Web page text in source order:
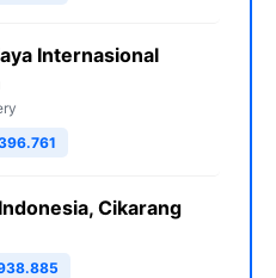
Internasional
Cikarang